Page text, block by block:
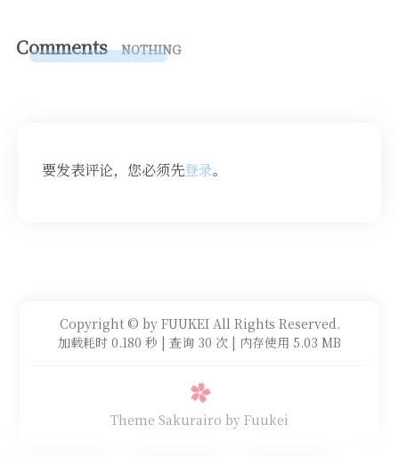
Comments NOTHING
要发表评论，您必须先登录。
Copyright © by FUUKEI All Rights Reserved.
加载耗时 0.180 秒 | 查询 30 次 | 内存使用 5.03 MB
Theme Sakurairo by Fuukei